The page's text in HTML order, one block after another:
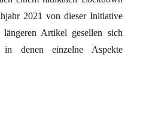
2021 von dieser Initiative
Artikel gesel­len sich
in denen einzelne Aspekte